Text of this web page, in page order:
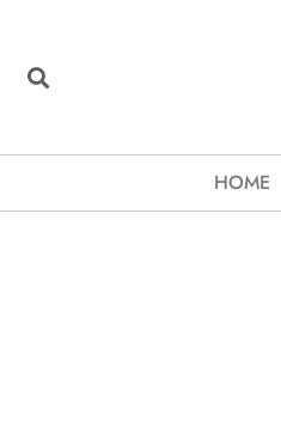
HOME